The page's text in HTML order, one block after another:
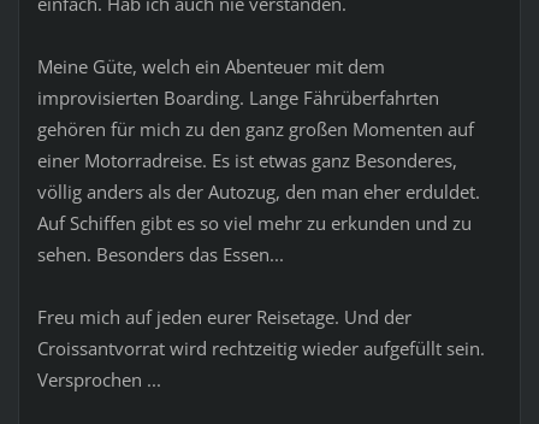
Meine Güte, welch ein Abenteuer mit dem
improvisierten Boarding. Lange Fährüberfahrten
gehören für mich zu den ganz großen Momenten auf
einer Motorradreise. Es ist etwas ganz Besonderes,
völlig anders als der Autozug, den man eher erduldet.
Auf Schiffen gibt es so viel mehr zu erkunden und zu
sehen. Besonders das Essen...
Freu mich auf jeden eurer Reisetage. Und der
Croissantvorrat wird rechtzeitig wieder aufgefüllt sein.
Versprochen ...